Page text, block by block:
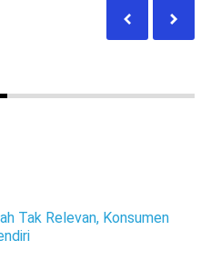
Tak Relevan, Konsumen